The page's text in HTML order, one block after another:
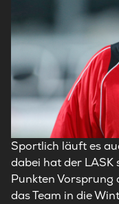
Sportlich läuft es
dabei hat der LASK
Punkten Vorsprung
das Team in die